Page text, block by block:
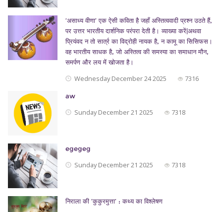
‘असाध्य वीणा’ एक ऐसी कविता है जहाँ अस्तित्ववादी प्रश्न उठते हैं,
पर उत्तर भारतीय दार्शनिक परंपरा देती है। व्याख्या करें|अथवा
प्रियंवद न तो सार्त्र का विद्रोही नायक है, न कामू का सिसिफस।
वह भारतीय साधक है, जो अस्तित्व की समस्या का समाधान मौन,
समर्पण और लय में खोजता है।
Wednesday December 24 2025 7316
aw
Sunday December 21 2025 7318
egegeg
Sunday December 21 2025 7318
निराला की ‘कुकुरमुत्ता’ : कथ्य का विश्लेषण